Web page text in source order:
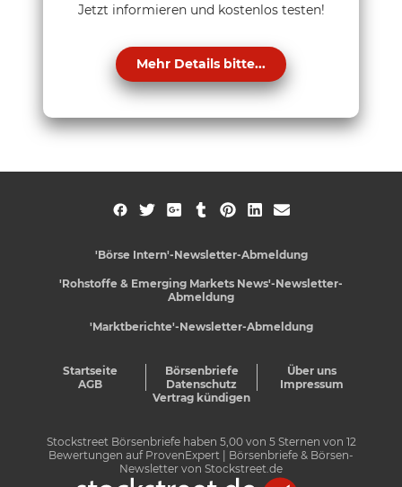
Jetzt informieren und kostenlos testen!
Mehr Details bitte...
'Börse Intern'-Newsletter-Abmeldung
'Rohstoffe & Emerging Markets News'-Newsletter-
Abmeldung
'Marktberichte'-Newsletter-Abmeldung
Startseite Börsenbriefe
Über uns
AGB
Datenschutz
Impressum
Vertrag kündigen
Stockstreet Börsenbriefe haben 5,00von 5Sternen von 12
Bewertungen auf ProvenExpert
| Börsenbriefe & Börsen-
Newsletter von Stockstreet.de